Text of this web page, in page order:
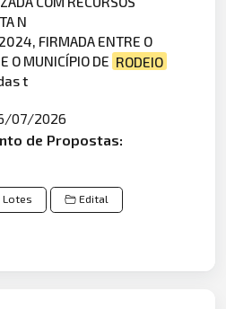
N
FIRMADA ENTRE O
O MUNICÍPIO DE RODEIO
t
07/2026
de Propostas:
Lotes Edital